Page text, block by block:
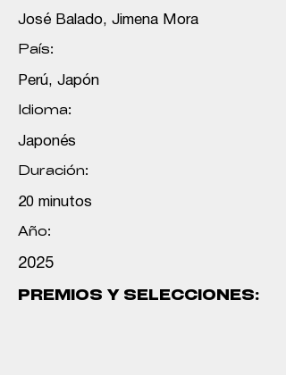
José Balado, Jimena Mora
País:
Perú, Japón
Idioma:
Japonés
Duración:
20 minutos
Año:
2025
PREMIOS Y SELECCIONES: